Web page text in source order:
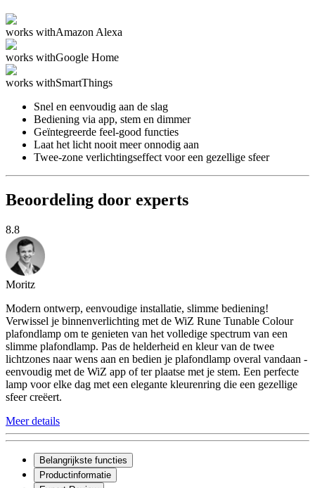
works withAmazon Alexa
works withGoogle Home
works withSmartThings
Snel en eenvoudig aan de slag
Bediening via app, stem en dimmer
Geïntegreerde feel-good functies
Laat het licht nooit meer onnodig aan
Twee-zone verlichtingseffect voor een gezellige sfeer
Beoordeling door experts
8.8
Moritz
Modern ontwerp, eenvoudige installatie, slimme bediening!
Verwissel je binnenverlichting met de WiZ Rune Tunable Colour
plafondlamp om te genieten van het volledige spectrum van een
slimme plafondlamp. Pas de helderheid en kleur van de twee
lichtzones naar wens aan en bedien je plafondlamp overal vandaan -
eenvoudig met de WiZ app of ter plaatse met je stem. Een perfecte
lamp voor elke dag met een elegante kleurenring die een gezellige
sfeer creëert.
Meer details
Belangrijkste functies
Productinformatie